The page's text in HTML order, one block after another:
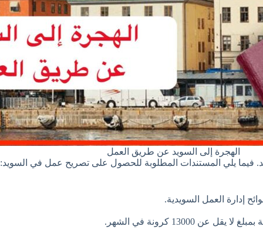
الهجرة إلى السويد عن طريق العمل
فيما يلي المستندات المطلوبة للحصول على تصريح عمل في السويد:
إدارة العمل السويدية.
كرونة في الشهر.